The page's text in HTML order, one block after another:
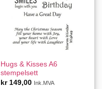
Hugs & Kisses A6
stempelsett
kr149,00 Ink.MVA